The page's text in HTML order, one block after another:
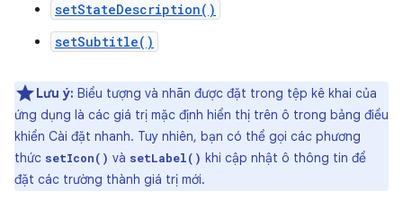
setStateDescription()
setSubtitle()
Lưu ý: Biểu tượng và nhãn được đặt trong tệp kê khai của
ứng dụng là các giá trị mặc định hiển thị trên ô trong bảng điều
khiển Cài đặt nhanh. Tuy nhiên, bạn có thể gọi các phương
thức setIcon() và setLabel() khi cập nhật ô thông tin để
đặt các trường thành giá trị mới.